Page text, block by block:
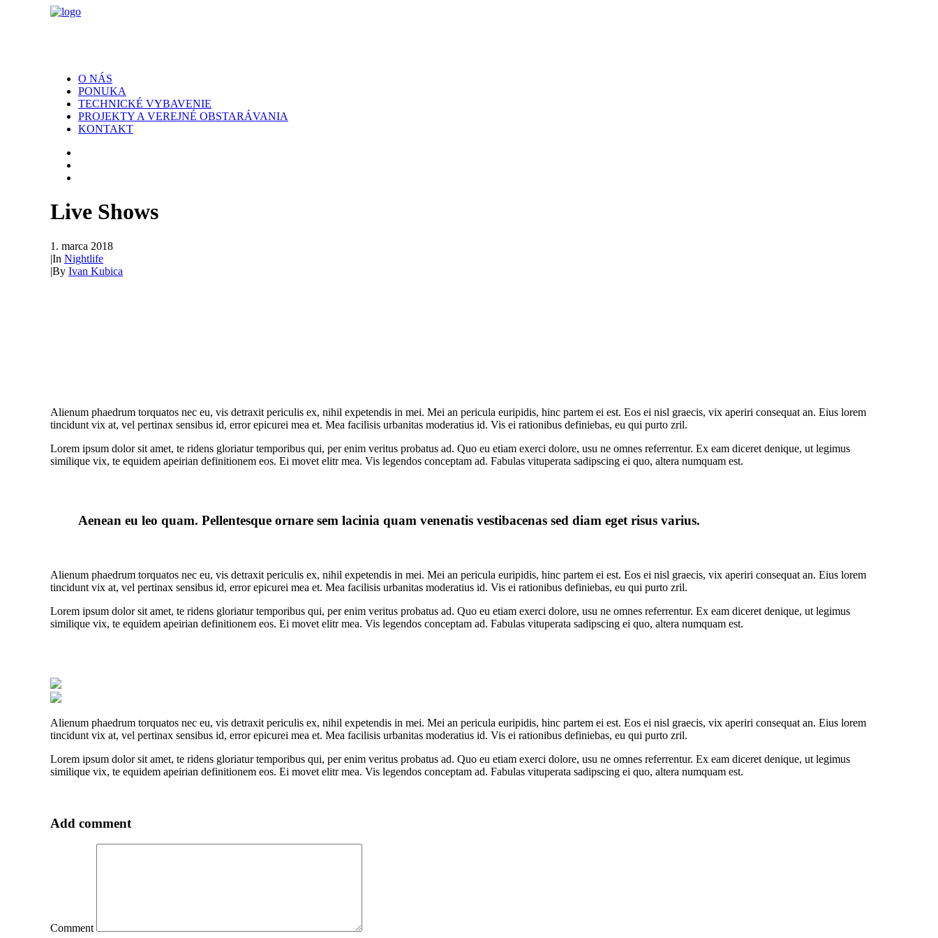
O NÁS
PONUKA
TECHNICKÉ VYBAVENIE
PROJEKTY A VEREJNÉ OBSTARÁVANIA
KONTAKT
Live Shows
1. marca 2018
|In Nightlife
|By Ivan Kubica
Alienum phaedrum torquatos nec eu, vis detraxit periculis ex, nihil expetendis in mei. Mei an pericula euripidis, hinc partem ei est. Eos ei nisl graecis, vix aperiri consequat an. Eius lorem
tincidunt vix at, vel pertinax sensibus id, error epicurei mea et. Mea facilisis urbanitas moderatius id. Vis ei rationibus definiebas, eu qui purto zril.
Lorem ipsum dolor sit amet, te ridens gloriatur temporibus qui, per enim veritus probatus ad. Quo eu etiam exerci dolore, usu ne omnes referrentur. Ex eam diceret denique, ut legimus
similique vix, te equidem apeirian definitionem eos. Ei movet elitr mea. Vis legendos conceptam ad. Fabulas vituperata sadipscing ei quo, altera numquam est.
Aenean eu leo quam. Pellentesque ornare sem lacinia quam venenatis vestibacenas sed diam eget risus varius.
Alienum phaedrum torquatos nec eu, vis detraxit periculis ex, nihil expetendis in mei. Mei an pericula euripidis, hinc partem ei est. Eos ei nisl graecis, vix aperiri consequat an. Eius lorem
tincidunt vix at, vel pertinax sensibus id, error epicurei mea et. Mea facilisis urbanitas moderatius id. Vis ei rationibus definiebas, eu qui purto zril.
Lorem ipsum dolor sit amet, te ridens gloriatur temporibus qui, per enim veritus probatus ad. Quo eu etiam exerci dolore, usu ne omnes referrentur. Ex eam diceret denique, ut legimus
similique vix, te equidem apeirian definitionem eos. Ei movet elitr mea. Vis legendos conceptam ad. Fabulas vituperata sadipscing ei quo, altera numquam est.
Alienum phaedrum torquatos nec eu, vis detraxit periculis ex, nihil expetendis in mei. Mei an pericula euripidis, hinc partem ei est. Eos ei nisl graecis, vix aperiri consequat an. Eius lorem
tincidunt vix at, vel pertinax sensibus id, error epicurei mea et. Mea facilisis urbanitas moderatius id. Vis ei rationibus definiebas, eu qui purto zril.
Lorem ipsum dolor sit amet, te ridens gloriatur temporibus qui, per enim veritus probatus ad. Quo eu etiam exerci dolore, usu ne omnes referrentur. Ex eam diceret denique, ut legimus
similique vix, te equidem apeirian definitionem eos. Ei movet elitr mea. Vis legendos conceptam ad. Fabulas vituperata sadipscing ei quo, altera numquam est.
Add comment
Comment